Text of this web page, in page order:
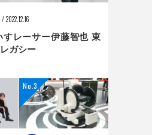
2022.12.16
すレーサー伊藤智也 東
ガシー